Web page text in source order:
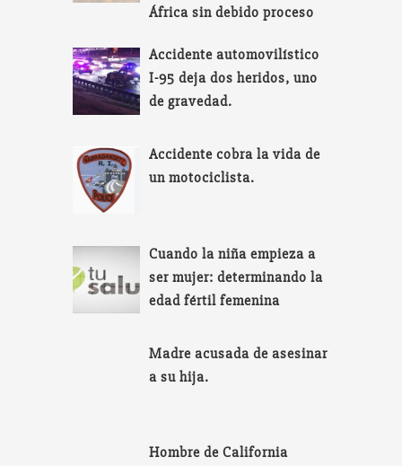
África sin debido proceso
Accidente automovilístico
I-95 deja dos heridos, uno
de gravedad.
Accidente cobra la vida de
un motociclista.
Cuando la niña empieza a
ser mujer: determinando la
edad fértil femenina
Madre acusada de asesinar
a su hija.
Hombre de California